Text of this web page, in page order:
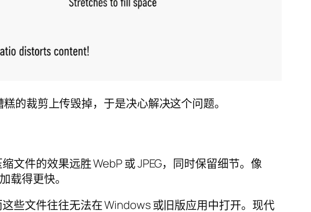
的裁剪上传毁掉，于是决心解决这个问题。
文件的效果远胜 WebP 或 JPEG，同时保留细节。像
载得更快。
些文件往往无法在 Windows 或旧版应用中打开。现代